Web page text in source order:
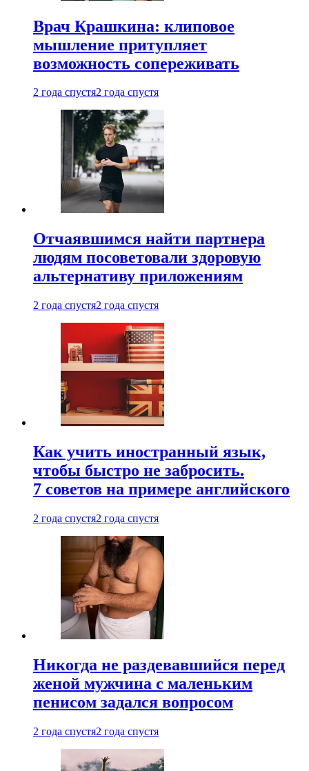
Врач Крашкина: клиповое
мышление притупляет
возможность сопереживать
2 года спустя2 года спустя
Отчаявшимся найти партнера
людям посоветовали здоровую
альтернативу приложениям
2 года спустя2 года спустя
Как учить иностранный язык,
чтобы быстро не забросить.
7 советов на примере английского
2 года спустя2 года спустя
Никогда не раздевавшийся перед
женой мужчина с маленьким
пенисом задался вопросом
2 года спустя2 года спустя